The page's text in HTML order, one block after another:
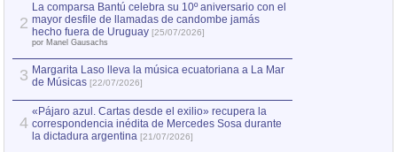
2
La comparsa Bantú celebra su 10º aniversario con el
mayor desfile de llamadas de candombe jamás
hecho fuera de Uruguay [25/07/2026]
por Manel Gausachs
3 Margarita Laso lleva la música ecuatoriana a La Mar
de Músicas [22/07/2026]
4
«Pájaro azul. Cartas desde el exilio» recupera la
correspondencia inédita de Mercedes Sosa durante
la dictadura argentina [21/07/2026]